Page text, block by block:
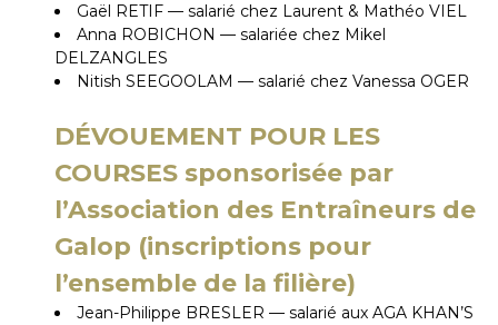
Gaël RETIF — salarié chez Laurent & Mathéo VIEL
Anna ROBICHON — salariée chez Mikel
DELZANGLES
Nitish SEEGOOLAM — salarié chez Vanessa OGER
DÉVOUEMENT POUR LES
COURSES sponsorisée par
l’Association des Entraîneurs de
Galop (inscriptions pour
l’ensemble de la filière)
Jean-Philippe BRESLER — salarié aux AGA KHAN’S